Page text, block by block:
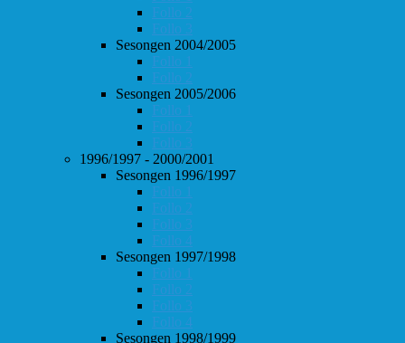
Follo 2
Follo 3
Sesongen 2004/2005
Follo 1
Follo 2
Sesongen 2005/2006
Follo 1
Follo 2
Follo 3
1996/1997 - 2000/2001
Sesongen 1996/1997
Follo 1
Follo 2
Follo 3
Follo 4
Sesongen 1997/1998
Follo 1
Follo 2
Follo 3
Follo 4
Sesongen 1998/1999